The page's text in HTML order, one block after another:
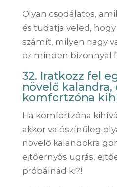
Olyan csodálatos,
és tudatja veled,
számít, milyen nagy
ez minden bizonnyal
32. Iratkozz fel
növelő kalandra,
komfortzóna
Ha komfortzóna
akkor valószínűleg
növelő kalandokra
ejtőernyős ugrás,
próbálnád ki?!